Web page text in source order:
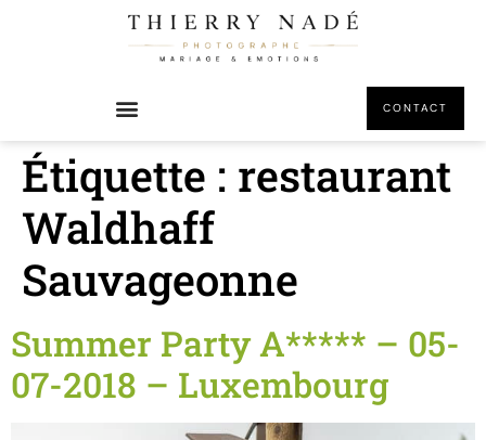
CONTACT
Étiquette : restaurant
Waldhaff
Sauvageonne
Summer Party A***** – 05-
07-2018 – Luxembourg